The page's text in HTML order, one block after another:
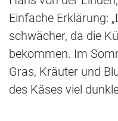
Einfache Erklärung:
schwächer, da die
bekommen. Im
Gras, Kräuter und
des Käses viel